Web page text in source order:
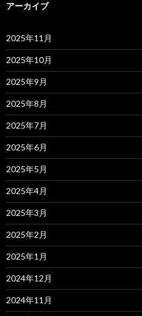
アーカイブ
2025年11月
2025年10月
2025年9月
2025年8月
2025年7月
2025年6月
2025年5月
2025年4月
2025年3月
2025年2月
2025年1月
2024年12月
2024年11月